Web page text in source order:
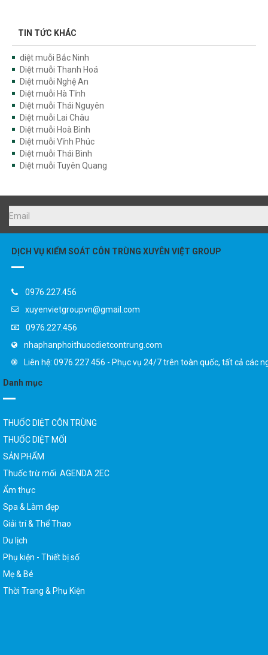
TIN TỨC KHÁC
Diệt muỗi Thanh Hoá
Diệt muỗi Nghệ An
Diệt muỗi Hà Tĩnh
Diệt muỗi Thái Nguyên
Diệt muỗi Lai Châu
Diệt muỗi Hoà Bình
Diệt muỗi Vĩnh Phúc
Diệt muỗi Thái Bình
Diệt muỗi Tuyên Quang
DỊCH VỤ KIỂM SOÁT CÔN TRÙNG XUYÊN VIỆT GROUP
Liên hệ: 0976.227.456 - Phục vụ 24/7 trên toàn quốc, tất cả các
THUỐC DIỆT CÔN TRÙNG
THUỐC DIỆT MỐI
SẢN PHẨM
Thuốc trừ mối AGENDA 2EC
Ẩm thực
Giải trí & Thể Thao
Phụ kiện - Thiết bị số